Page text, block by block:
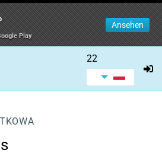
Play
Ansehen
22